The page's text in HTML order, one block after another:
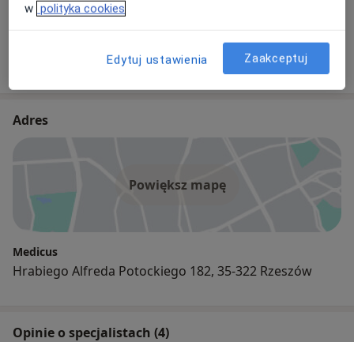
Wojciech Gontaszewski
10 opinii
Adres
Powiększ mapę
Medicus
Hrabiego Alfreda Potockiego 182, 35-322 Rzeszów
Opinie o specjalistach (4)
w polityka cookies
Edytuj ustawienia Zaakceptuj